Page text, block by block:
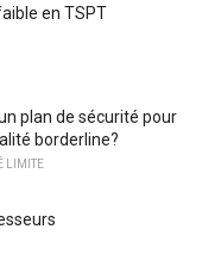
en TSPT
plan de sécurité pour
borderline?
LIMITE